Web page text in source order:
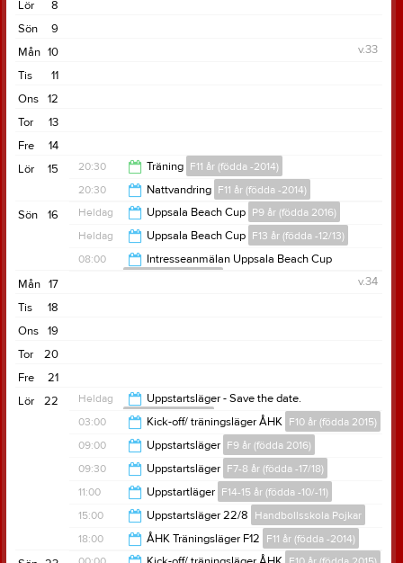
8
Lör
9
Sön
10
Mån
v.33
11
Tis
12
Ons
13
Tor
14
Fre
15
Lör 20:30 Träning F11 år (födda -2014)
20:30
20:30 Nattvandring F11 år (födda -2014)
20:30
16
Sön Heldag Uppsala Beach Cup P9 år (födda 2016)
Heldag
Uppsala Beach Cup F13 år (födda -12/13)
08:00
Intresseanmälan Uppsala Beach Cup
17
Mån
v.34
18
Tis
19
Ons
20
Tor
21
Fre
22
Lör Heldag
Uppstartsläger - Save the date.
P7 år (födda 2018)
03:00 Kick-off/ träningsläger ÅHK F10 år (födda 2015)
00:00
09:00 Uppstartsläger F9 år (födda 2016)
00:00
09:30 Uppstartsläger F7-8 år (födda -17/18)
19:00
11:00 Uppstartläger F14-15 år (födda -10/-11)
00:00
15:00 Uppstartsläger 22/8 Handbollsskola Pojkar
19:00
18:00 ÅHK Träningsläger F12 F11 år (födda -2014)